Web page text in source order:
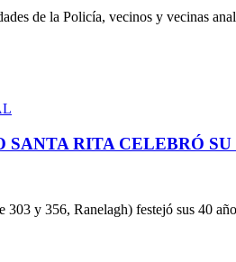
de la Policía, vecinos y vecinas
RITA CELEBRÓ SU
303 y 356, Ranelagh) festejó sus 40